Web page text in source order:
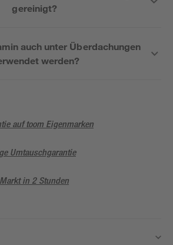
gereinigt?
auch unter Überdachungen
werden?
auf toom Eigenmarken
Umtauschgarantie
in 2 Stunden